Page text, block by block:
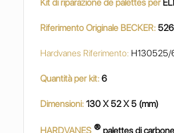
Kit di riparazione de palettes per
Riferimento Originale BECKER:
Hardvanes Riferimento:H130525/
Quantità per kit:6
Dimensioni:130 X 52 X 5 (mm)
HARDVANES ® palettes di carbone